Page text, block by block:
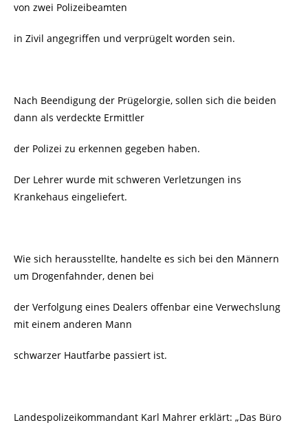
von zwei Polizeibeamten
in Zivil angegriffen und verprügelt worden sein.
Nach Beendigung der Prügelorgie, sollen sich die beiden
dann als verdeckte Ermittler
der Polizei zu erkennen gegeben haben.
Der Lehrer wurde mit schweren Verletzungen ins
Krankehaus eingeliefert.
Wie sich herausstellte, handelte es sich bei den Männern
um Drogenfahnder, denen bei
der Verfolgung eines Dealers offenbar eine Verwechslung
mit einem anderen Mann
schwarzer Hautfarbe passiert ist.
Landespolizeikommandant Karl Mahrer erklärt: „Das Büro